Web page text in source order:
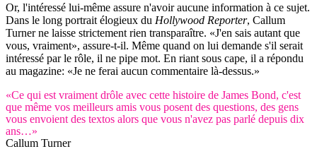
Or, l'intéressé lui-même assure n'avoir aucune information à ce sujet.
Dans le long portrait élogieux du Hollywood Reporter, Callum
Turner ne laisse strictement rien transparaître. «J'en sais autant que
vous, vraiment», assure-t-il. Même quand on lui demande s'il serait
intéressé par le rôle, il ne pipe mot. En riant sous cape, il a répondu
au magazine: «Je ne ferai aucun commentaire là-dessus.»
«Ce qui est vraiment drôle avec cette histoire de James Bond, c'est
que même vos meilleurs amis vous posent des questions, des gens
vous envoient des textos alors que vous n'avez pas parlé depuis dix
ans…»
Callum Turner